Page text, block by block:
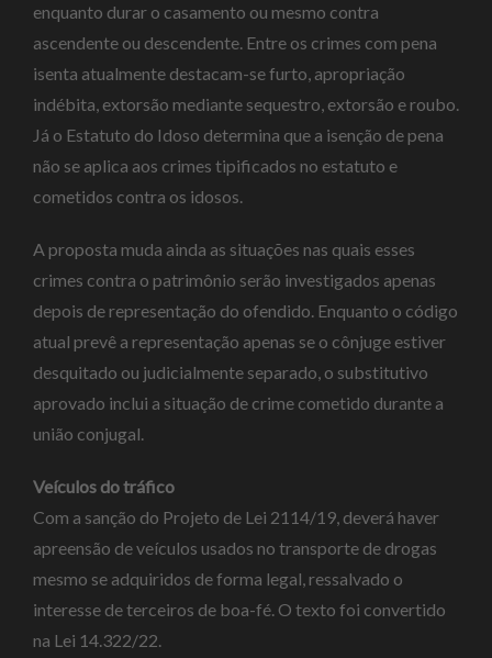
enquanto durar o casamento ou mesmo contra
ascendente ou descendente. Entre os crimes com pena
isenta atualmente destacam-se furto, apropriação
indébita, extorsão mediante sequestro, extorsão e roubo.
Já o Estatuto do Idoso determina que a isenção de pena
não se aplica aos crimes tipificados no estatuto e
cometidos contra os idosos.
A proposta muda ainda as situações nas quais esses
crimes contra o patrimônio serão investigados apenas
depois de representação do ofendido. Enquanto o código
atual prevê a representação apenas se o cônjuge estiver
desquitado ou judicialmente separado, o substitutivo
aprovado inclui a situação de crime cometido durante a
união conjugal.
Veículos do tráfico
Com a sanção do Projeto de Lei 2114/19, deverá haver
apreensão de veículos usados no transporte de drogas
mesmo se adquiridos de forma legal, ressalvado o
interesse de terceiros de boa-fé. O texto foi convertido
na Lei 14.322/22.